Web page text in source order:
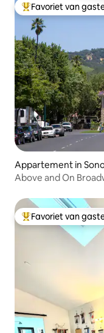
Topfavoriet van
Favoriet van
Appartement in
Above and On
Topfavoriet van
Favoriet van